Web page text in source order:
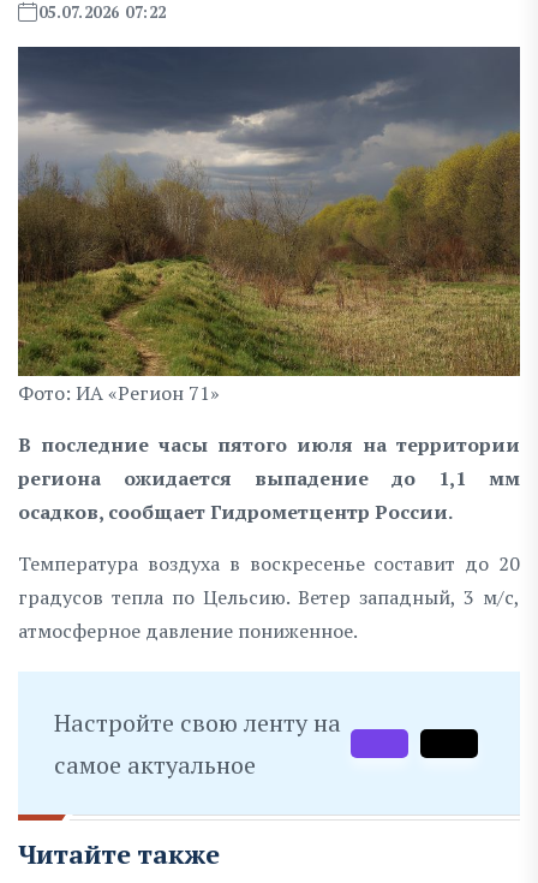
05.07.2026 07:22
Фото: ИА «Регион 71»
В последние часы пятого июля на территории
региона ожидается выпадение до 1,1 мм
осадков, сообщает Гидрометцентр России.
Температура воздуха в воскресенье составит до 20
градусов тепла по Цельсию. Ветер западный, 3 м/с,
атмосферное давление пониженное.
Настройте свою ленту на
самое актуальное
Читайте также